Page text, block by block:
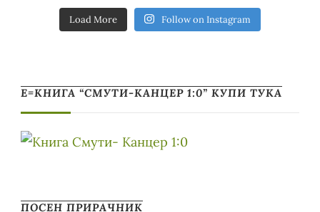
Load More Follow on Instagram
Е=КНИГА “СМУТИ-КАНЦЕР 1:0” КУПИ ТУКА
ПОСЕН ПРИРАЧНИК